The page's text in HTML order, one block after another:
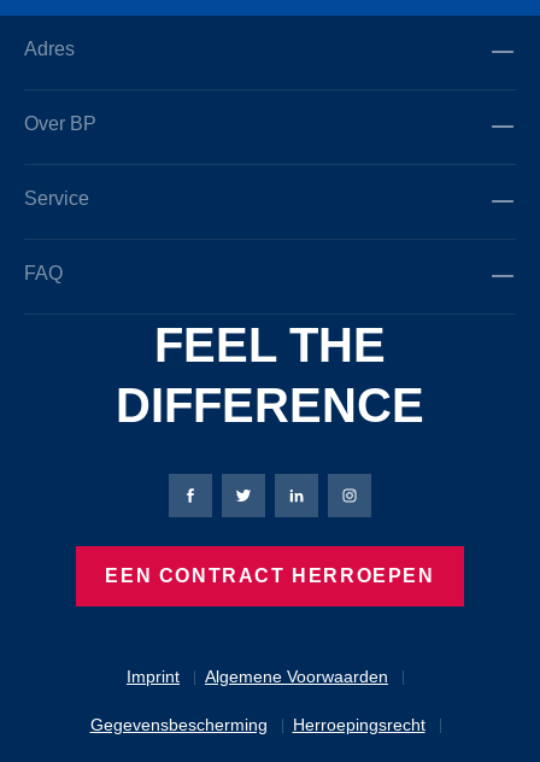
Adres
Over BP
Service
FAQ
FEEL THE
DIFFERENCE
Imprint Algemene Voorwaarden
Gegevensbescherming Herroepingsrecht
Bierbaum-Proenen Facebook-pagina
Bierbaum-Proenen X-pagina
Bierbaum-Proenen
Bierbaum-Proenen
EEN CONTRACT HERROEPEN